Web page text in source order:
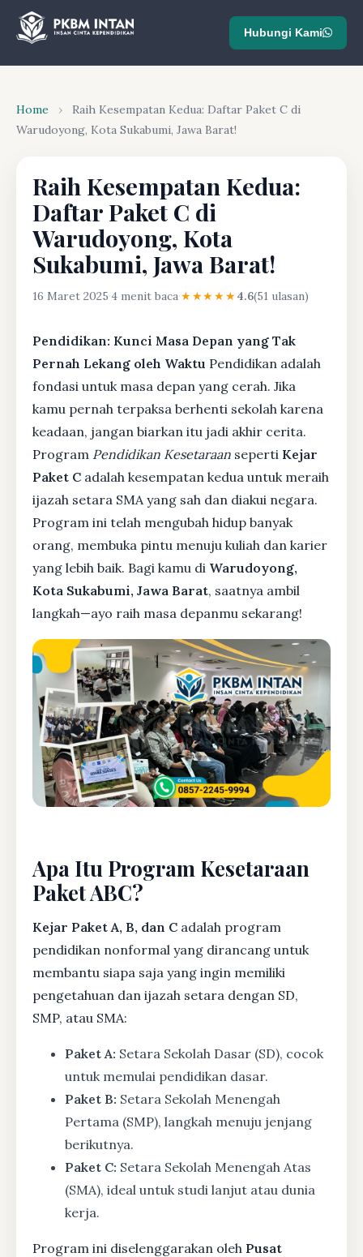
Hubungi Kami
Home ›
Raih Kesempatan Kedua: Daftar Paket C di
Warudoyong, Kota Sukabumi, Jawa Barat!
Raih Kesempatan Kedua:
Daftar Paket C di
Warudoyong, Kota
Sukabumi, Jawa Barat!
16 Maret 2025·4 menit baca·★★★★★4.6(51 ulasan)
Pendidikan: Kunci Masa Depan yang Tak
Pernah Lekang oleh Waktu Pendidikan adalah
fondasi untuk masa depan yang cerah. Jika
kamu pernah terpaksa berhenti sekolah karena
keadaan, jangan biarkan itu jadi akhir cerita.
Program Pendidikan Kesetaraan seperti Kejar
Paket C adalah kesempatan kedua untuk meraih
ijazah setara SMA yang sah dan diakui negara.
Program ini telah mengubah hidup banyak
orang, membuka pintu menuju kuliah dan karier
yang lebih baik. Bagi kamu di Warudoyong,
Kota Sukabumi, Jawa Barat, saatnya ambil
langkah—ayo raih masa depanmu sekarang!
Apa Itu Program Kesetaraan
Paket ABC?
Kejar Paket A, B, dan C adalah program
pendidikan nonformal yang dirancang untuk
membantu siapa saja yang ingin memiliki
pengetahuan dan ijazah setara dengan SD,
SMP, atau SMA:
Paket A: Setara Sekolah Dasar (SD), cocok
untuk memulai pendidikan dasar.
Paket B: Setara Sekolah Menengah
Pertama (SMP), langkah menuju jenjang
berikutnya.
Paket C: Setara Sekolah Menengah Atas
(SMA), ideal untuk studi lanjut atau dunia
kerja.
Program ini diselenggarakan oleh Pusat